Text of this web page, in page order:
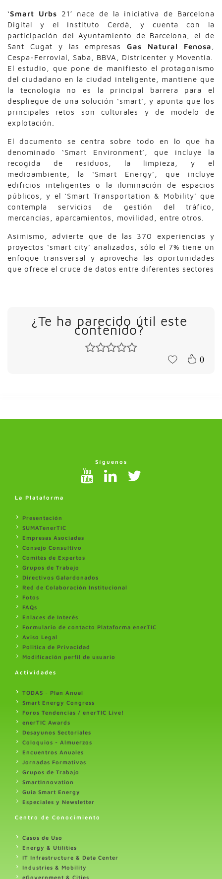
‘Smart Urbs 21′ nace de la iniciativa de Barcelona
Digital y el Instituto Cerdà, y cuenta con la
participación del Ayuntamiento de Barcelona, el de
Sant Cugat y las empresas
Gas Natural Fenosa
Cespa-Ferrovial, Saba, BBVA, Districenter y Moventia.
El estudio, que pone de manifiesto el protagonismo
del ciudadano en la ciudad inteligente, mantiene que
la tecnología no es la principal barrera para el
despliegue de una solución ‘smart’, y apunta que los
principales retos son culturales y de modelo de
explotación.
El documento se centra sobre todo en lo que ha
denominado ‘Smart Environment’, que incluye la
recogida de residuos, la limpieza, y el
medioambiente, la ‘Smart Energy’, que incluye
edificios inteligentes o la iluminación de espacios
públicos, y el ‘Smart Transportation & Mobility’ que
contempla servicios de gestión del tráfico,
mercancías, aparcamientos, movilidad, entre otros.
Asimismo, advierte que de las 370 experiencias y
proyectos ‘smart city’ analizados, sólo el 7% tiene un
enfoque transversal y aprovecha las oportunidades
que ofrece el cruce de datos entre diferentes sectores
¿Te ha parecido útil este
contenido?
0
Síguenos
La Plataforma
Presentación
SUMATenerTIC
Empresas Asociadas
Consejo Consultivo
Comités de Expertos
Grupos de Trabajo
Directivos Galardonados
Red de Colaboración Institucional
Fotos
FAQs
Enlaces de Interés
Formulario de contacto Plataforma enerTIC
Aviso Legal
Politica de Privacidad
Modificación perfil de usuario
Actividades
TODAS - Plan Anual
Smart Energy Congress
Foros Tendencias / enerTIC Live!
enerTIC Awards
Desayunos Sectoriales
Coloquios - Almuerzos
Encuentros Anuales
Jornadas Formativas
Grupos de Trabajo
SmartInnovation
Guia Smart Energy
Especiales y Newsletter
Centro de Conocimiento
Casos de Uso
Energy & Utilities
IT Infrastructure & Data Center
Industries & Mobility
eGovernment & Cities